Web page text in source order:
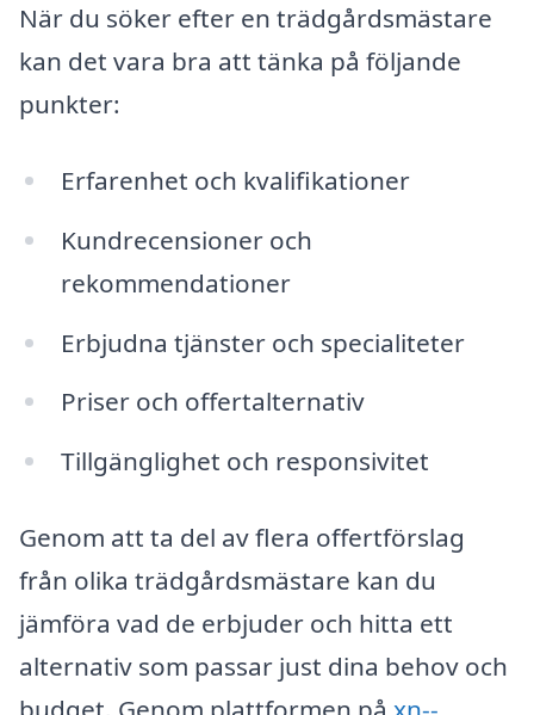
När du söker efter en trädgårdsmästare
kan det vara bra att tänka på följande
punkter:
Erfarenhet och kvalifikationer
Kundrecensioner och
rekommendationer
Erbjudna tjänster och specialiteter
Priser och offertalternativ
Tillgänglighet och responsivitet
Genom att ta del av flera offertförslag
från olika trädgårdsmästare kan du
jämföra vad de erbjuder och hitta ett
alternativ som passar just dina behov och